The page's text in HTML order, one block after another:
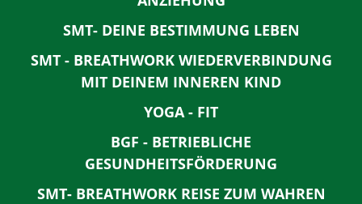
SMT- DEINE BESTIMMUNG LEBEN
SMT - BREATHWORK WIEDERVERBINDUNG
MIT DEINEM INNEREN KIND
YOGA - FIT
BGF - BETRIEBLICHE
GESUNDHEITSFÖRDERUNG
SMT- BREATHWORK REISE ZUM WAHREN